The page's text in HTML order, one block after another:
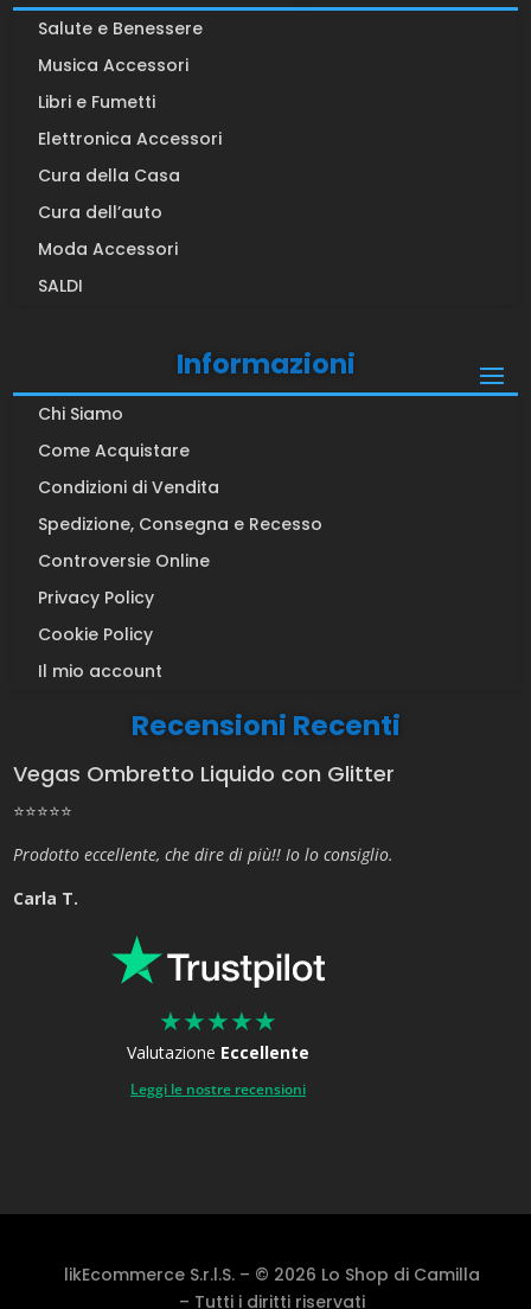
Salute e Benessere
Musica Accessori
Libri e Fumetti
Elettronica Accessori
Cura della Casa
Cura dell’auto
Moda Accessori
SALDI
Informazioni
Chi Siamo
Come Acquistare
Condizioni di Vendita
Spedizione, Consegna e Recesso
Controversie Online
Privacy Policy
Cookie Policy
Il mio account
Recensioni Recenti
Vegas Ombretto Liquido con Glitter
⭐⭐⭐⭐⭐
Prodotto eccellente, che dire di più!! Io lo consiglio.
Carla T.
★★★★★
Valutazione Eccellente
Leggi le nostre recensioni
likEcommerce S.r.l.S. – © 2026 Lo Shop di Camilla
– Tutti i diritti riservati